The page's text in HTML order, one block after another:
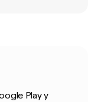
Play y